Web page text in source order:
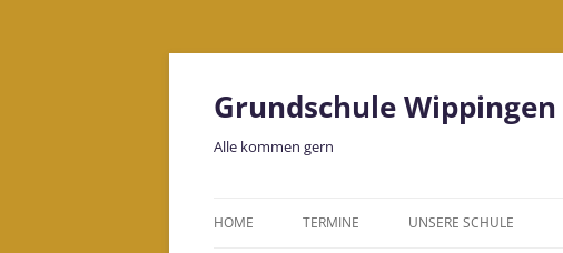
Grundschule Wippingen
Alle kommen gern
HOME TERMINE UNSERE SCHULE